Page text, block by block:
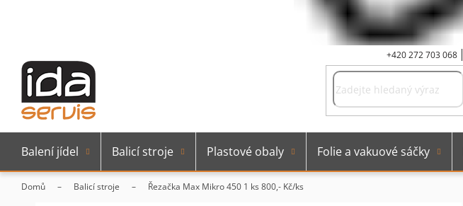
+420 272 703 068
Balení jídel Balicí stroje Plastové obaly Folie a vakuové sáčky
Domů Balicí stroje Řezačka Max Mikro 450 1 ks 800,- Kč/ks